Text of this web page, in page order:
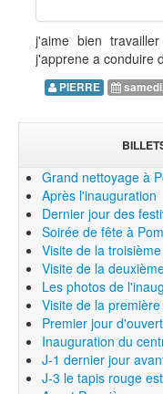
j'aime bien
j'apprene a conduire
PIERRE
Grand nettoyage à
Après l'inauguration
Dernier jour des
Soirée de fête à
Visite de la
Visite de la
Les photos de
Visite de la
Premier jour
Inauguration du
J-1 dernier jour
J-3 le tapis rouge